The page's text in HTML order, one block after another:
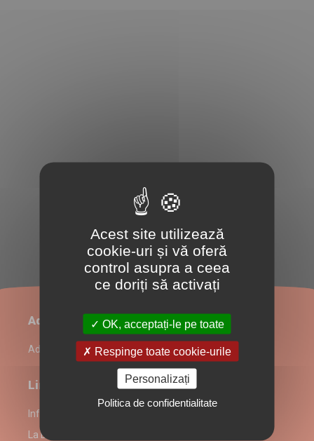
Administrare restaurant
Admin Login
Link-uri utile
Informații despre partenerul La Diavolo Home Delivery
La Diavolo Home Delivery alergeni
Acest site utilizează
cookie-uri și vă oferă
control asupra a ceea
ce doriți să activați
OK, acceptați-le pe toate
Respinge toate cookie-urile
Personalizați
Politica de confidentialitate